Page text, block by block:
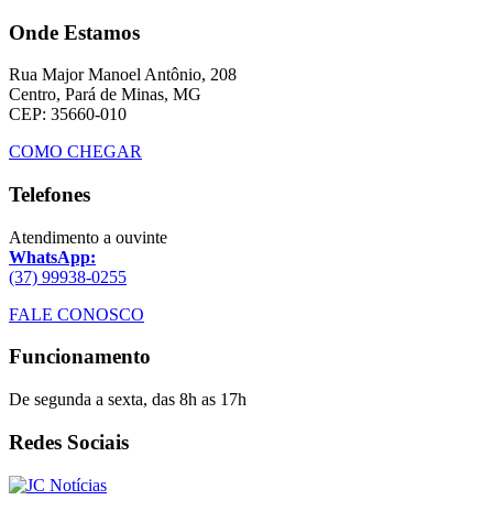
Onde Estamos
Rua Major Manoel Antônio, 208
Centro, Pará de Minas, MG
CEP: 35660-010
COMO CHEGAR
Telefones
Atendimento a ouvinte
WhatsApp:
(37) 99938-0255
FALE CONOSCO
Funcionamento
De segunda a sexta, das 8h as 17h
Redes Sociais